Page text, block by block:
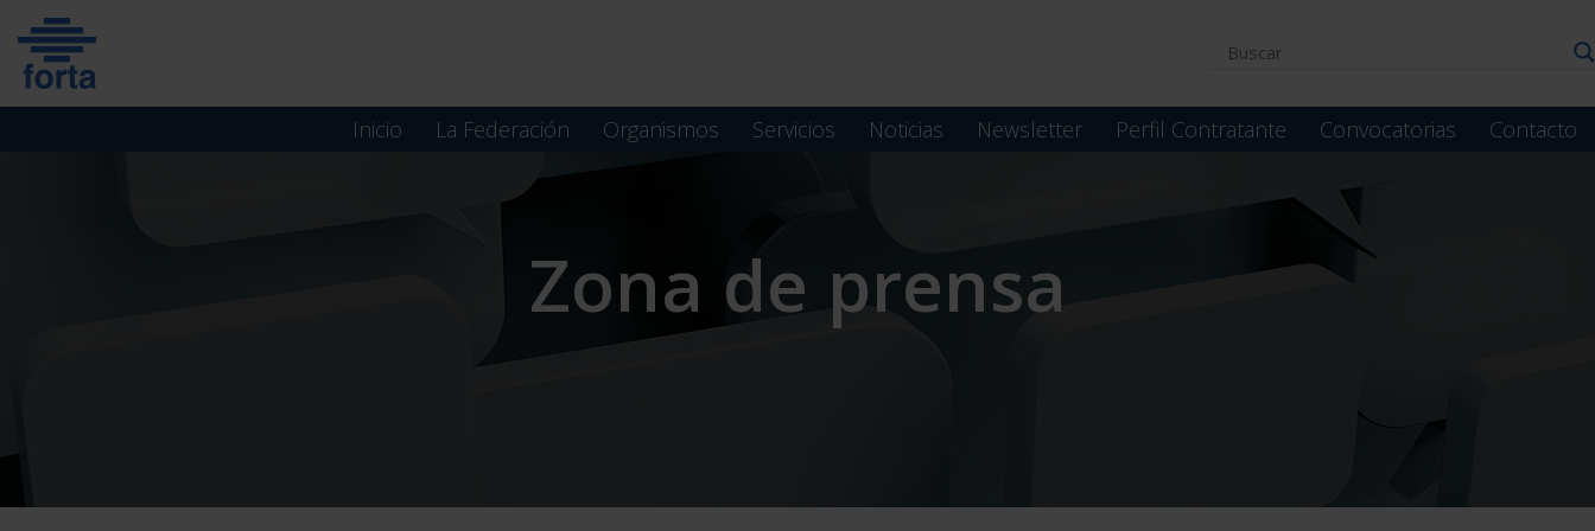
content
Inicio La Federación Organismos Servicios Noticias Newsletter Perfil Contratante Convocatorias Contacto
Zona de prensa